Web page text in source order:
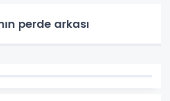
perde arkası